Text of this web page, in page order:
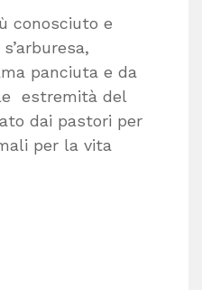
conosciuto e
panciuta e da
estremità del
dai pastori per
per la vita